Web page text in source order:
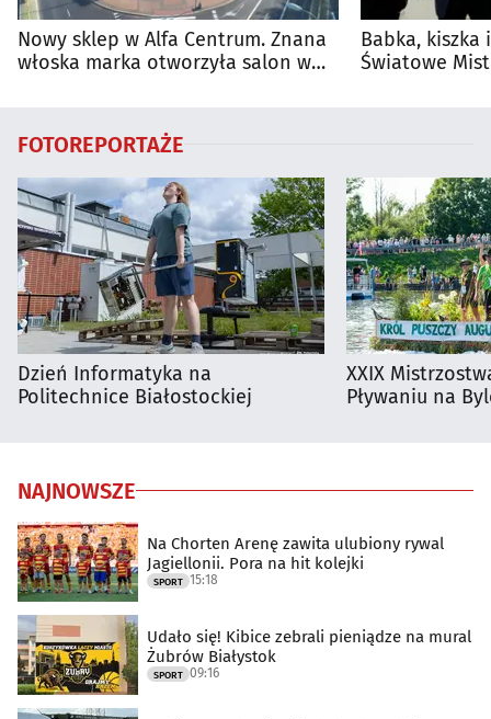
Nowy sklep w Alfa Centrum. Znana
włoska marka otworzyła salon w
Babka, kiszka
Światowe
FOTOREPORTAŻE
Dzień Informatyka na
Politechnice Białostockiej
XXIX
Pływaniu na
NAJNOWSZE
Na Chorten Arenę zawita ulubiony rywal
Jagiellonii. Pora na hit kolejki
SPORT 15:18
Udało się! Kibice zebrali pieniądze na mural
Żubrów Białystok
SPORT 09:16